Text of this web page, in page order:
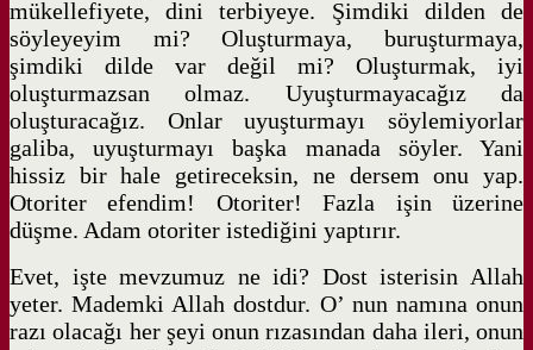
mükellefiyete, dini terbiyeye. Şimdiki dilden de
söyleyeyim mi? Oluşturmaya, buruşturmaya,
şimdiki dilde var değil mi? Oluşturmak, iyi
oluşturmazsan olmaz. Uyuşturmayacağız da
oluşturacağız. Onlar uyuşturmayı söylemiyorlar
galiba, uyuşturmayı başka manada söyler. Yani
hissiz bir hale getireceksin, ne dersem onu yap.
Otoriter efendim! Otoriter! Fazla işin üzerine
düşme. Adam otoriter istediğini yaptırır.
Evet, işte mevzumuz ne idi? Dost isterisin Allah
yeter. Mademki Allah dostdur. O’ nun namına onun
razı olacağı her şeyi onun rızasından daha ileri, onun